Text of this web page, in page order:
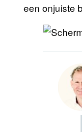
een onjuiste